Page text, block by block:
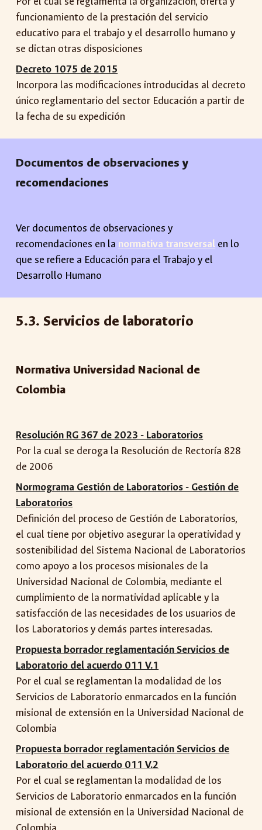
funcionamiento de la prestación del servicio
educativo para el trabajo y el desarrollo humano y
se dictan otras disposiciones
Decreto 1075 de 2015
Incorpora las modificaciones introducidas al decreto
único reglamentario del sector Educación a partir de
la fecha de su expedición
Documentos de observaciones y
recomendaciones
Ver documentos de observaciones y
recomendaciones en la normativa transversal en lo
que se refiere a Educación para el Trabajo y el
Desarrollo Humano
5.3.Servicios de laboratorio
Normativa Universidad Nacional de
Colombia
Resolución RG 367 de 2023 - Laboratorios
Por la cual se deroga la Resolución de Rectoría 828
de 2006
Normograma Gestión de Laboratorios - Gestión de
Laboratorios
Definición del proceso de Gestión de Laboratorios,
el cual tiene por objetivo asegurar la operatividad y
sostenibilidad del Sistema Nacional de Laboratorios
como apoyo a los procesos misionales de la
Universidad Nacional de Colombia, mediante el
cumplimiento de la normatividad aplicable y la
satisfacción de las necesidades de los usuarios de
los Laboratorios y demás partes interesadas.
Propuesta borrador reglamentación Servicios de
Laboratorio del acuerdo 011 V.1
Por el cual se reglamentan la modalidad de los
Servicios de Laboratorio enmarcados en la función
misional de extensión en la Universidad Nacional de
Colombia
Propuesta borrador reglamentación Servicios de
Laboratorio del acuerdo 011 V.2
Por el cual se reglamentan la modalidad de los
Servicios de Laboratorio enmarcados en la función
misional de extensión en la Universidad Nacional de